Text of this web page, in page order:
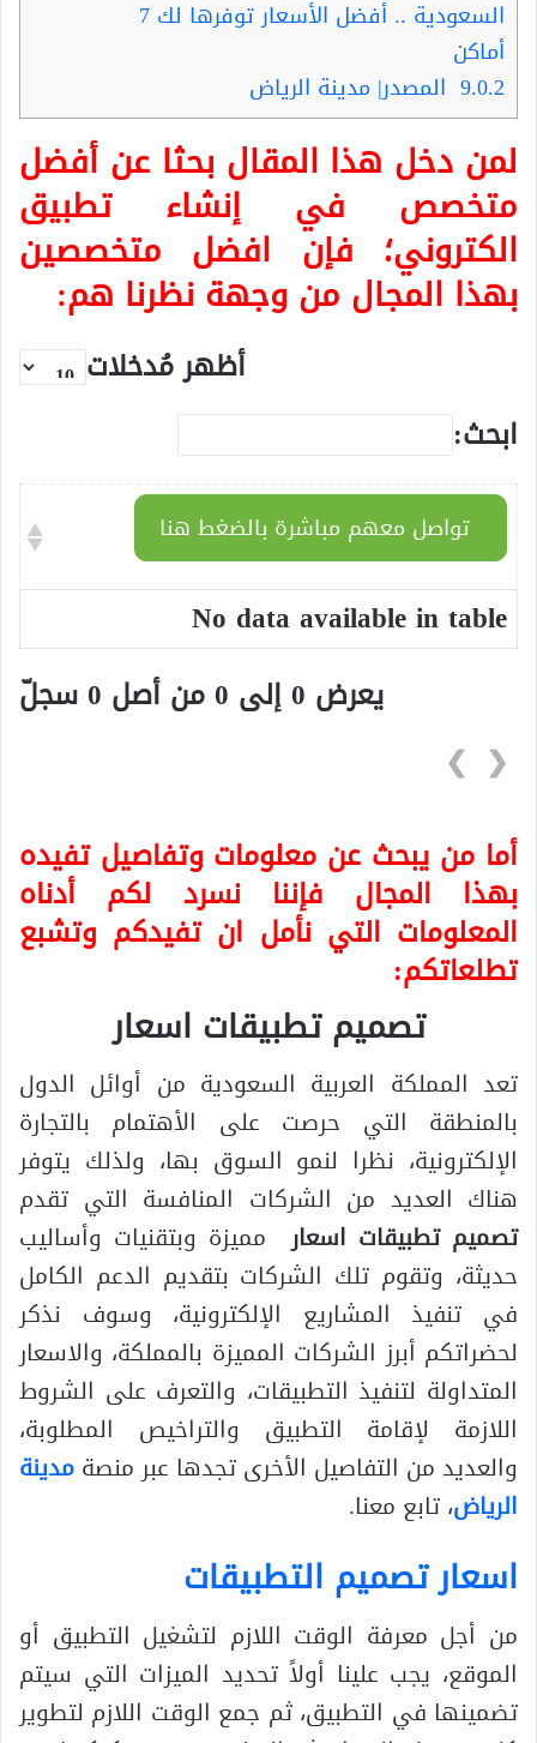
السعودية .. أفضل الأسعار توفرها لك 7
أماكن
9.0.2 المصدر| مدينة الرياض
لمن دخل هذا المقال بحثا عن أفضل
متخصص في إنشاء تطبيق
الكتروني؛ فإن افضل متخصصين
بهذا المجال من وجهة نظرنا هم:
أظهر مُدخلات
ابحث:
تواصل معهم مباشرة بالضغط هنا
No data available in table
يعرض 0 إلى 0 من أصل 0 سجلّ
❮
❯
أما من يبحث عن معلومات وتفاصيل تفيده
بهذا المجال فإننا نسرد لكم أدناه
المعلومات التي نأمل ان تفيدكم وتشبع
تطلعاتكم:
تصميم تطبيقات اسعار
تعد المملكة العربية السعودية من أوائل الدول
بالمنطقة التي حرصت على الأهتمام بالتجارة
الإلكترونية، نظرا لنمو السوق بها، ولذلك يتوفر
هناك العديد من الشركات المنافسة التي تقدم
تصميم تطبيقات اسعارمميزة وبتقنيات وأساليب
حديثة، وتقوم تلك الشركات بتقديم الدعم الكامل
في تنفيذ المشاريع الإلكترونية، وسوف نذكر
لحضراتكم أبرز الشركات المميزة بالمملكة، والاسعار
المتداولة لتنفيذ التطبيقات، والتعرف على الشروط
اللازمة لإقامة التطبيق والتراخيص المطلوبة،
والعديد من التفاصيل الأخرى تجدها عبر منصةمدينة
الرياض، تابع معنا.
اسعار تصميم التطبيقات
من أجل معرفة الوقت اللازم لتشغيل التطبيق أو
الموقع، يجب علينا أولاً تحديد الميزات التي سيتم
تضمينها في التطبيق، ثم جمع الوقت اللازم لتطوير